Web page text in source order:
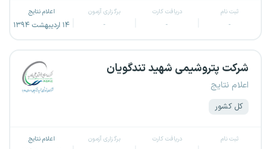
ثبت نام
-
دریافت کارت
-
برگزاری آزمون
-
اعلام نتایج
۱۴ اردیبهشت ۱۳۹۴
شرکت پتروشیمی شهید تندگویان
اعلام نتایج
کل کشور
ثبت نام دریافت کارت برگزاری آزمون اعلام نتایج